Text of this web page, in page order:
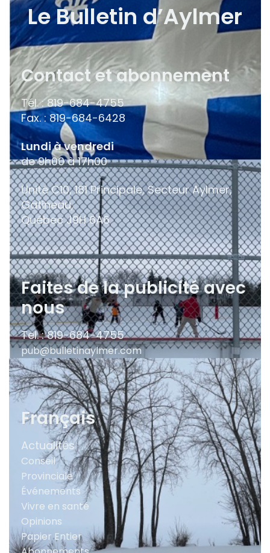
Le Bulletin d’Aylmer
Contact et abonnement
Tél. : 819-684-4755
Fax. : 819-684-6428
Lundi à vendredi
de 9h00 à 17h00
Unité C10, 181 Principale, Secteur Aylmer,
Gatineau,
QuébecJ9H 6A6
Faites de la publicité avec
nous
Tel. : 819-684-4755
pub@bulletinaylmer.com
Français
Actualités
Conseil
Provinciale
Événements
Vivre en santé
Opinions
Papier Entier